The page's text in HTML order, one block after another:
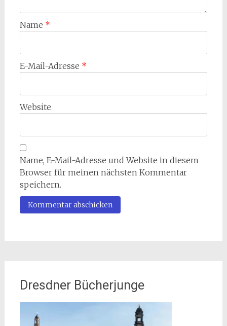
Name *
E-Mail-Adresse *
Website
Name, E-Mail-Adresse und Website in diesem
Browser für meinen nächsten Kommentar
speichern.
Dresdner Bücherjunge